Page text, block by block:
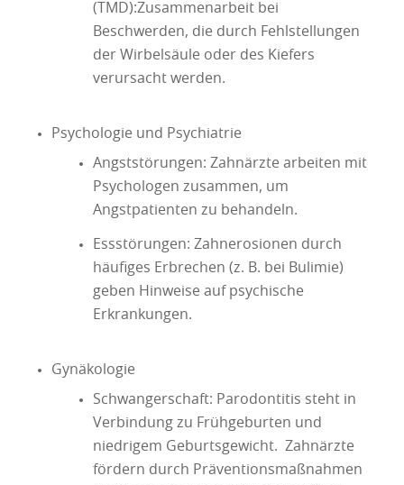
(TMD):Zusammenarbeit bei
Beschwerden, die durch Fehlstellungen
der Wirbelsäule oder des Kiefers
verursacht werden.
Psychologie und Psychiatrie
Angststörungen: Zahnärzte arbeiten mit
Psychologen zusammen, um
Angstpatienten zu behandeln.
Essstörungen: Zahnerosionen durch
häufiges Erbrechen (z. B. bei Bulimie)
geben Hinweise auf psychische
Erkrankungen.
Gynäkologie
Schwangerschaft: Parodontitis steht in
Verbindung zu Frühgeburten und
niedrigem Geburtsgewicht. Zahnärzte
fördern durch Präventionsmaßnahmen